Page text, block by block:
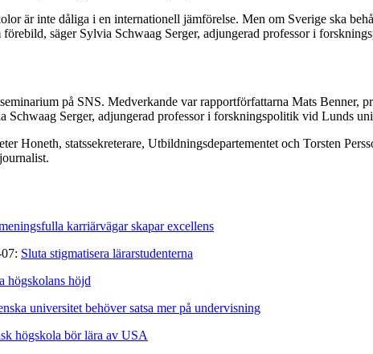
är inte dåliga i en internationell jämförelse. Men om Sverige ska
säger Sylvia Schwaag Serger, adjungerad professor i
på SNS. Medverkande var rapportförfattarna Mats
Serger, adjungerad professor i forskningspolitik vid Lunds
Honeth, statssekreterare, Utbildningsdepartementet och Torsten
karriärvägar skapar excellens
Sluta stigmatisera lärarstudenterna
högskolans höjd
universitet behöver satsa mer på undervisning
högskola bör lära av USA